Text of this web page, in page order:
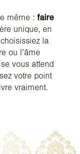
même : faire
unique, en
la
ou l’âme
vous attend
votre point
vraiment.